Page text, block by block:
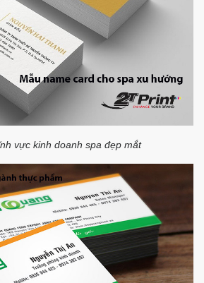
vực kinh doanh spa đẹp mắt